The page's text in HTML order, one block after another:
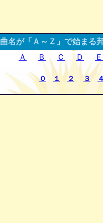
曲名が「Ａ～Ｚ」で始まる
Ａ
Ｂ Ｃ Ｄ Ｅ
０ １ ２ ３